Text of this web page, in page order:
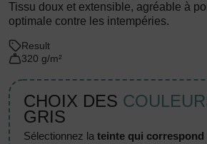
Tissu doux et extensible, agréable à
optimale contre les intempéries.
Result
320 g/m²
CHOIX DES
GRIS
sélectionnez lateinte qui correspond